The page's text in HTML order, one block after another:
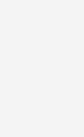
Konfektionsgrößen
Embleme fest­legen.
die Investitionen
des
als Preise, die ein
kann. Weitere
zum Beispiel das
organisieren. Auch
durch
Folgekosten. Zudem